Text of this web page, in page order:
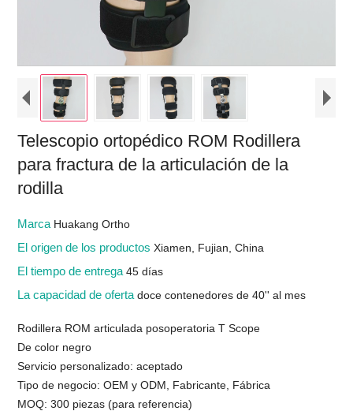
Telescopio ortopédico ROM Rodillera
para fractura de la articulación de la
rodilla
Marca Huakang Ortho
El origen de los productosXiamen, Fujian, China
El tiempo de entrega45 días
La capacidad de ofertadoce contenedores de 40'' al mes
Rodillera ROM articulada posoperatoria T Scope
De color negro
Servicio personalizado: aceptado
Tipo de negocio: OEM y ODM, Fabricante, Fábrica
MOQ: 300 piezas (para referencia)